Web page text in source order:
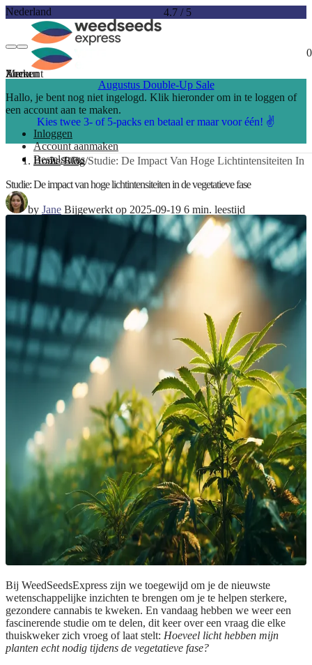
Nederland 4.7 /5
0
Account
Hallo, je bent nog niet ingelogd. Klik hieronder om in te loggen of
een account aan te maken.
Inloggen
Account aanmaken
Bestelstatus
Menu
Zoeken
Augustus Double-Up Sale
Kies twee 3- of 5-packs en betaal er maar voor één! ✌️
Home Blog Studie: De Impact Van Hoge Lichtintensiteiten In
Studie: De impact van hoge lichtintensiteiten in de vegetatieve fase
by Jane Bijgewerkt op 2025-09-19 6 min. leestijd
Bij WeedSeedsExpress zijn we toegewijd om je de nieuwste
wetenschappelijke inzichten te brengen om je te helpen sterkere,
gezondere cannabis te kweken. En vandaag hebben we weer een
fascinerende studie om te delen, dit keer over een vraag die elke
thuiskweker zich vroeg of laat stelt: Hoeveel licht hebben mijn
planten echt nodig tijdens de vegetatieve fase?